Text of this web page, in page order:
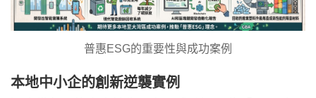
普惠ESG的重要性與成功案例
本地中小企的創新逆襲實例